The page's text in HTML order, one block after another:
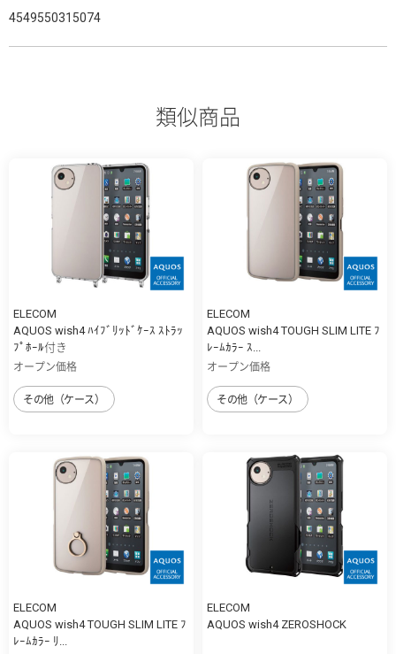
4549550315074
類似商品
ELECOM
AQUOS wish4 ﾊｲﾌﾞﾘｯﾄﾞｹｰｽ ｽﾄﾗｯ
ﾌﾟﾎｰﾙ付き
オープン価格
その他（ケース）
ELECOM
AQUOS wish4 TOUGH SLIM LITE ﾌ
ﾚｰﾑｶﾗｰ ｽ...
オープン価格
その他（ケース）
ELECOM
AQUOS wish4 TOUGH SLIM LITE ﾌ
ﾚｰﾑｶﾗｰ ﾘ...
ELECOM
AQUOS wish4 ZEROSHOCK